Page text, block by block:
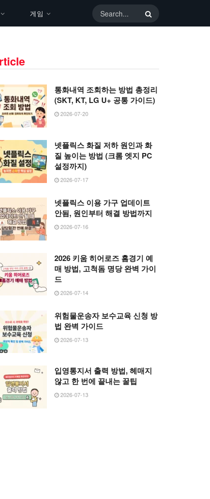
게임
통화내역 조회하는 방법 총정리
(SKT, KT, LG U+ 공통 가이드)
2026-07-20
넷플릭스 화질 저하 원인과 화
질 높이는 방법 (크롬 엣지 PC
설정까지)
2026-07-17
넷플릭스 이용 가구 업데이트
안됨, 원인부터 해결 방법까지
2026-07-16
2026 키움 히어로즈 홈경기 예
매 방법, 고척돔 명당 완벽 가이
드
2026-07-14
위험물운송자 보수교육 신청 방
법 완벽 가이드
2026-07-13
입영통지서 출력 방법, 헤매지
않고 한 번에 끝내는 꿀팁
2026-07-13